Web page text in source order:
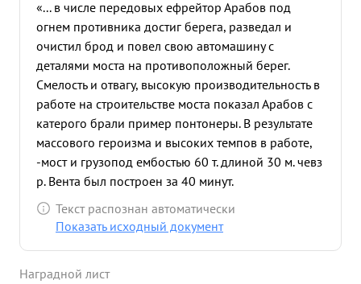
«... в числе передовых ефрейтор Арабов под
огнем противника достиг берега, разведал и
очистил брод и повел свою автомашину с
деталями моста на противоположный берег.
Смелость и отвагу, высокую производительность в
работе на строительстве моста показал Арабов с
катерого брали пример понтонеры. В результате
массового героизма и высоких темпов в работе,
-мост и грузопод ембостью 60 т. длиной 30 м. чевз
р. Вента был построен за 40 минут.
Переправившиеся войска, безпромедления
получили все необходимое для развития успеха в
Текст распознан автоматически
Показать исходный документ
Наградной лист